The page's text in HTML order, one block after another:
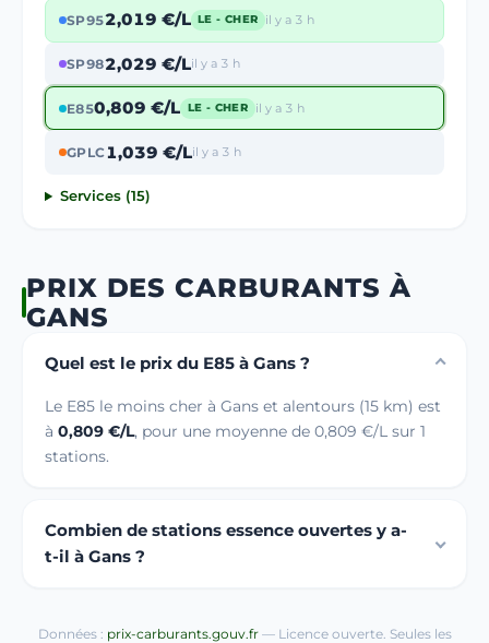
SP952,019 €/L LE - CHER il y a 3 h
SP982,029 €/Lil y a 3 h
E850,809 €/L LE - CHER il y a 3 h
GPLC1,039 €/Lil y a 3 h
Services (15)
PRIX DES CARBURANTS À
GANS
Quel est le prix du E85 à Gans ?
Le E85 le moins cher à Gans et alentours (15 km) est
à 0,809 €/L, pour une moyenne de 0,809 €/L sur 1
stations.
Combien de stations essence ouvertes y a-
t-il à Gans ?
Données : prix-carburants.gouv.fr— Licence ouverte. Seules les